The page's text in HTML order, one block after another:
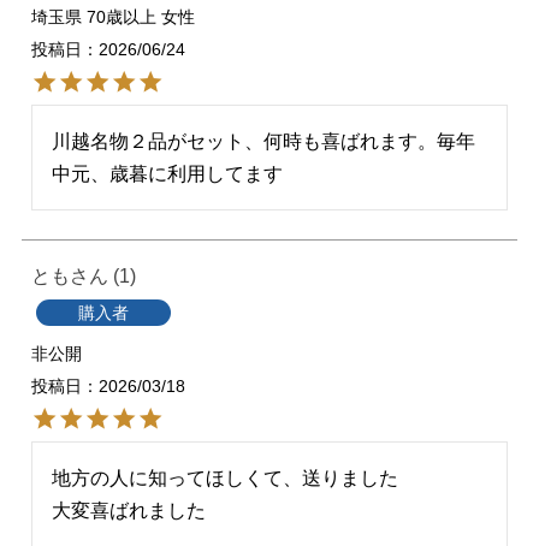
埼玉県 70歳以上 女性
投稿日
2026/06/24
川越名物２品がセット、何時も喜ばれます。毎年
中元、歳暮に利用してます
とも 1
購入者
非公開
投稿日
2026/03/18
地方の人に知ってほしくて、送りました
大変喜ばれました